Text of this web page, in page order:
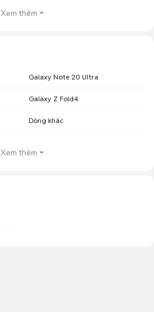
Xem thêm
Galaxy Note 20 Ultra
Galaxy Z Fold4
Dòng khác
Xem thêm